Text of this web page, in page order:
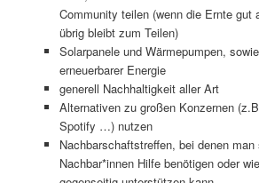
Community teilen (wenn die Ernte gut
übrig bleibt zum Teilen)
Solarpanele und Wärmepumpen,
erneuerbarer Energie
generell Nachhaltigkeit aller Art
Alternativen zu großen Konzernen
Spotify …) nutzen
Nachbarschaftstreffen, bei denen
Nachbar*innen Hilfe benötigen oder